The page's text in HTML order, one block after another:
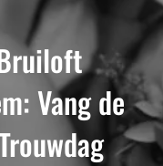
Vang de